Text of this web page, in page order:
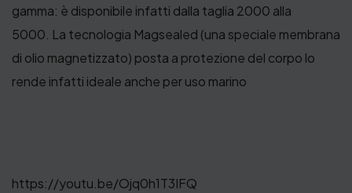
gamma: è disponibile infatti dalla taglia 2000 alla
5000. La tecnologia Magsealed (una speciale membrana
di olio magnetizzato) posta a protezione del corpo lo
rende infatti ideale anche per uso marino
https://youtu.be/Ojq0h1T3IFQ